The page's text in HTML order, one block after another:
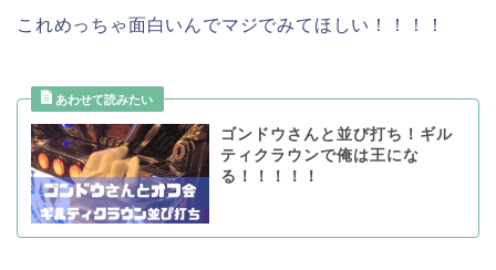
これめっちゃ面白いんでマジでみてほしい！！！！
ゴンドウさんと並び打ち！ギル
ティクラウンで俺は王にな
る！！！！！